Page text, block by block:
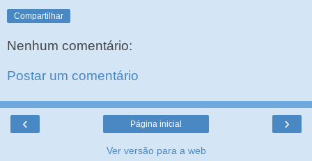
Compartilhar
Nenhum comentário:
Postar um comentário
‹ ›
Página inicial
Ver versão para a web